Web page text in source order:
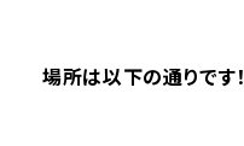
場所は以下の通りです！